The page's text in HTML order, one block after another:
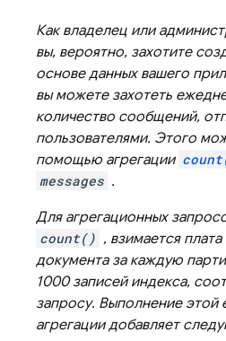
Как владелец или
вы, вероятно, захотите
основе данных вашего
вы можете захотеть
количество сообщений,
пользователями. Этого
помощью агрегации
messages .
Для агрегационных
count() , взимается
документа за каждую
1000 записей индекса,
запросу. Выполнение этой
агрегации добавляет